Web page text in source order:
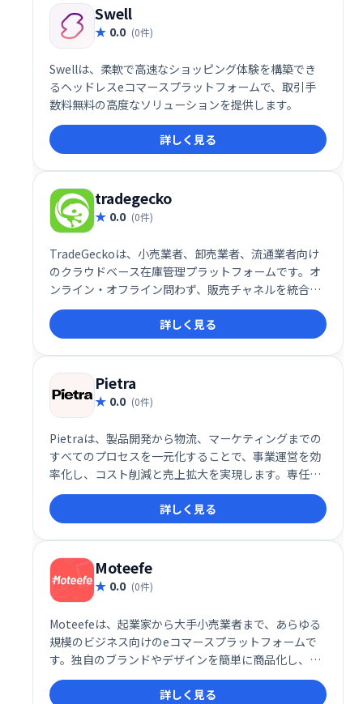
Swell
0.0 (0件)
Swellは、柔軟で高速なショッピング体験を構築でき
るヘッドレスeコマースプラットフォームで、取引手
数料無料の高度なソリューションを提供します。
詳しく見る
tradegecko
0.0 (0件)
TradeGeckoは、小売業者、卸売業者、流通業者向け
のクラウドベース在庫管理プラットフォームです。オ
ンライン・オフライン問わず、販売チャネルを統合
し、在庫、仕入、販売を一元管理できます。顧客デー
タに基づいたパーソナライズされたショッピング体験
を提供し、販売促進とブランドロイヤルティ向上を支
援します。QuickBooks OnlineやShipStationなどと
の連携も可能で、ビジネスオペレーションを効率化し
ます。iPadやiPhoneでも利用可能です。
詳しく見る
Pietra
0.0 (0件)
Pietraは、製品開発から物流、マーケティングまでの
すべてのプロセスを一元化することで、事業運営を効
率化し、コスト削減と売上拡大を実現します。専任サ
ポート、柔軟な料金体系、簡単なオンライン操作で、
ブランドの成長をサポートする理想的なプラットフォ
ームです。
詳しく見る
Moteefe
0.0 (0件)
Moteefeは、起業家から大手小売業者まで、あらゆる
規模のビジネス向けのeコマースプラットフォームで
す。独自のブランドやデザインを簡単に商品化し、世
界中に販売できます。数分で商品を作成・販売開始で
き、スムーズなeコマース体験を提供します。
詳しく見る